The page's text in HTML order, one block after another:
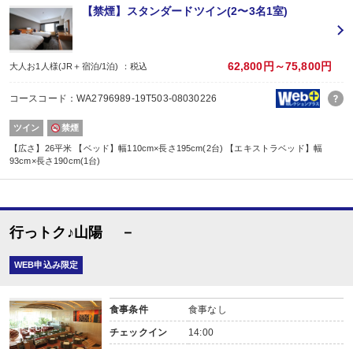
【禁煙】スタンダードツイン(2〜3名1室)
大人お1人様(JR＋宿泊/1泊) ：税込 62,800円～75,800円
コースコード：WA2796989-19T503-08030226
ツイン 禁煙
【広さ】26平米 【ベッド】幅110cm×長さ195cm(2台) 【エキストラベッド】幅
93cm×長さ190cm(1台)
行っトク♪山陽 －
WEB申込み限定
食事条件 食事なし
チェックイン 14:00